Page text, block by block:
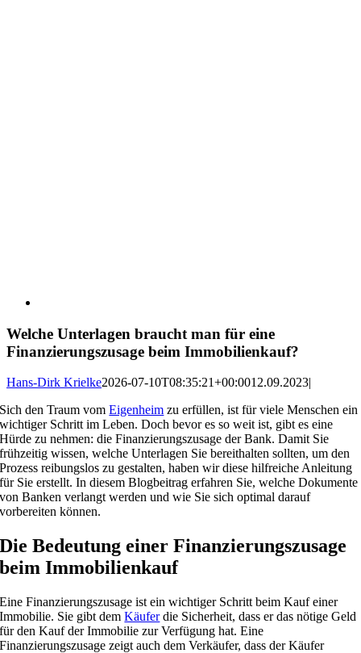
Welche Unterlagen braucht man für eine
Finanzierungszusage beim Immobilienkauf?
Hans-Dirk Krielke2026-07-10T08:35:21+00:0012.09.2023|
Sich den Traum vomEigenheim zu erfüllen, ist für viele Menschen ein
wichtiger Schritt im Leben. Doch bevor es so weit ist, gibt es eine
Hürde zu nehmen: die Finanzierungszusage der Bank. Damit Sie
frühzeitig wissen, welche Unterlagen Sie bereithalten sollten, um den
Prozess reibungslos zu gestalten, haben wir diese hilfreiche Anleitung
für Sie erstellt. In diesem Blogbeitrag erfahren Sie, welche Dokumente
von Banken verlangt werden und wie Sie sich optimal darauf
vorbereiten können.
Die Bedeutung einer Finanzierungszusage
beim Immobilienkauf
Eine Finanzierungszusage ist ein wichtiger Schritt beim Kauf einer
Immobilie. Sie gibt demKäuferdie Sicherheit, dass er das nötige Geld
für den Kauf der Immobilie zur Verfügung hat. Eine
Finanzierungszusage zeigt auch dem Verkäufer, dass der Käufer